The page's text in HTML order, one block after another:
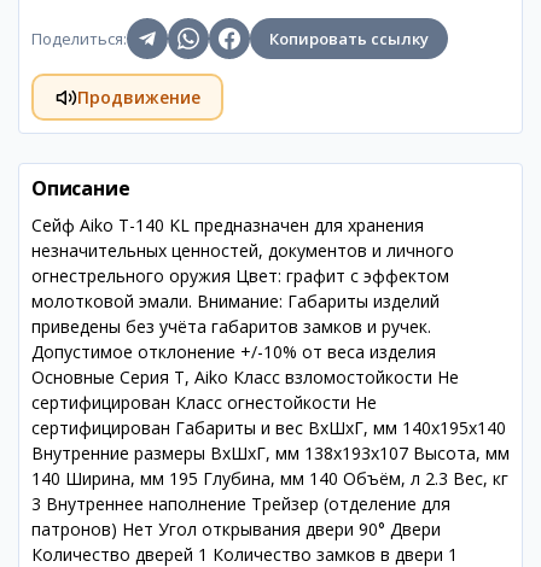
Поделиться: Копировать ссылку
Продвижение
Описание
Сейф Aiko T-140 KL предназначен для хранения
незначительных ценностей, документов и личного
огнестрельного оружия Цвет: графит с эффектом
молотковой эмали. Внимание: Габариты изделий
приведены без учёта габаритов замков и ручек.
Допустимое отклонение +/-10% от веса изделия
Основные Серия T, Aiko Класс взломостойкости Не
сертифицирован Класс огнестойкости Не
сертифицирован Габариты и вес ВхШхГ, мм 140х195х140
Внутренние размеры ВхШхГ, мм 138x193x107 Высота, мм
140 Ширина, мм 195 Глубина, мм 140 Объём, л 2.3 Вес, кг
3 Внутреннее наполнение Трейзер (отделение для
патронов) Нет Угол открывания двери 90° Двери
Количество дверей 1 Количество замков в двери 1